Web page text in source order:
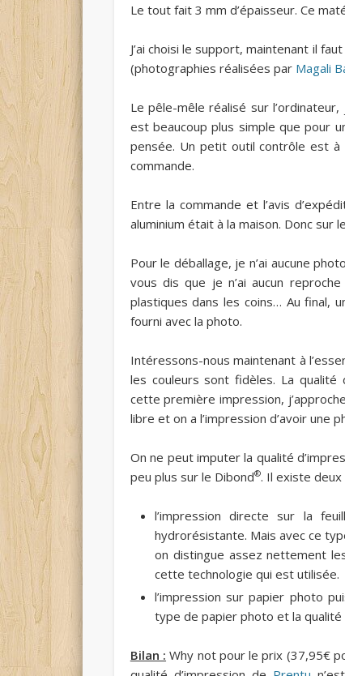
Le tout fait 3 mm d’épaisseur. Ce
J’ai choisi le support, maintenant il
(photographies réalisées par Magali
Le pêle-mêle réalisé sur
est beaucoup plus simple que pour
pensée. Un petit outil contrôle est
commande.
Entre la commande et l’avis
aluminium était à la maison. Donc sur
Pour le déballage, je n’ai aucune
vous dis que je n’ai aucun
plastiques dans les coins… Au final,
fourni avec la photo.
Intéressons-nous maintenant à
les couleurs sont fidèles. La
cette première impression,
libre et on a l’impression d’avoir une
On ne peut imputer la qualité
peu plus sur le Dibond®. Il existe deux
l’impression directe sur la
hydrorésistante. Mais avec ce
on distingue assez nettement
cette technologie qui est utilisée.
l’impression sur papier photo
type de papier photo et la
Bilan : Why not pour le prix (37,95€